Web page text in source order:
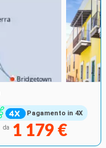
Pagamento in 4X
da 1 179 €